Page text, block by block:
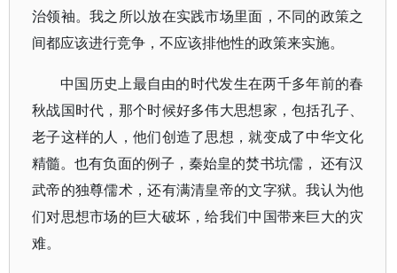
治领袖。我之所以放在实践市场里面，不同的政策之
间都应该进行竞争，不应该排他性的政策来实施。
中国历史上最自由的时代发生在两千多年前的春
秋战国时代，那个时候好多伟大思想家，包括孔子、
老子这样的人，他们创造了思想，就变成了中华文化
精髓。也有负面的例子，秦始皇的焚书坑儒， 还有汉
武帝的独尊儒术，还有满清皇帝的文字狱。我认为他
们对思想市场的巨大破坏，给我们中国带来巨大的灾
难。